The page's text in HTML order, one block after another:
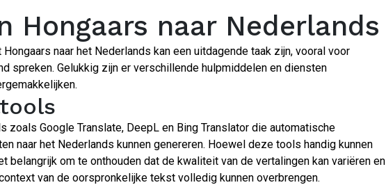
Hongaars naar Nederlands
naar het Nederlands kan een uitdagende taak zijn, vooral voor
spreken. Gelukkig zijn er verschillende hulpmiddelen en diensten
zoals Google Translate, DeepL en Bing Translator die automatische
naar het Nederlands kunnen genereren. Hoewel deze tools handig kunnen
belangrijk om te onthouden dat de kwaliteit van de vertalingen kan variëren en
van de oorspronkelijke tekst volledig kunnen overbrengen.